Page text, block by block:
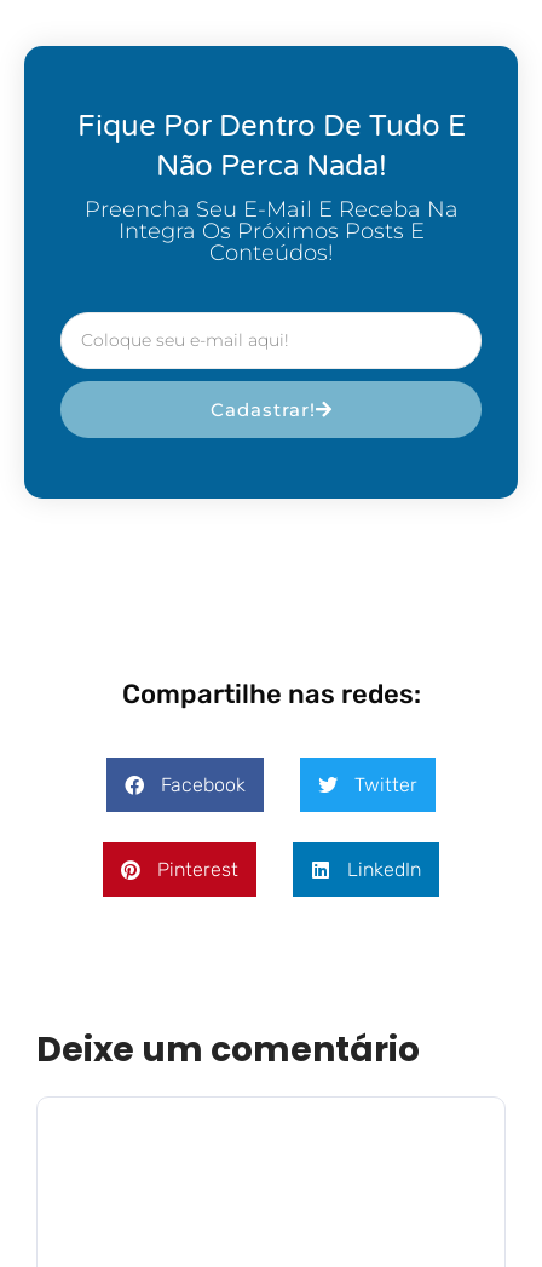
Fique Por Dentro De Tudo E
Não Perca Nada!
Preencha Seu E-Mail E Receba Na
Integra Os Próximos Posts E
Conteúdos!
Cadastrar!
Compartilhe nas redes:
Facebook Twitter
Pinterest LinkedIn
Deixe um comentário